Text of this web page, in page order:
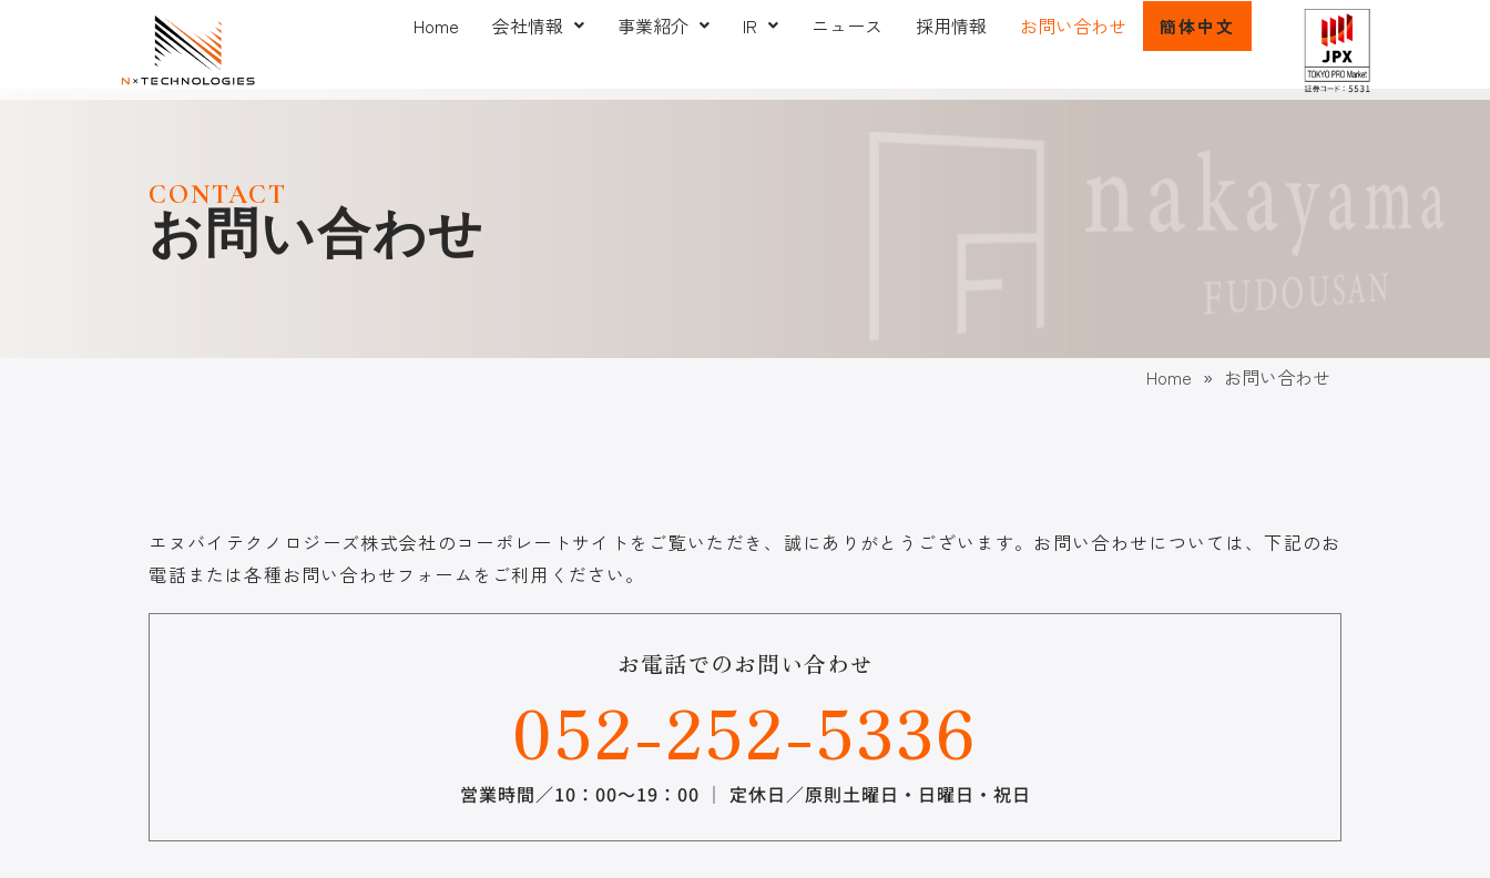
Home 会社情報 事業紹介 IR ニュース 採用情報 お問い合わせ 簡体中文
CONTACT
お問い合わせ
Home » お問い合わせ
エヌバイテクノロジーズ株式会社のコーポレートサイトをご覧いただき、誠にありがとうございます。お問い合わせについては、下記のお
電話または各種お問い合わせフォームをご利用ください。
お電話でのお問い合わせ
052-252-5336
営業時間／10：00～19：00 ｜ 定休日／原則土曜日・日曜日・祝日